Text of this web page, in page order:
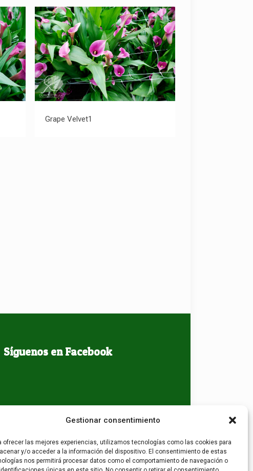
Gestionar consentimiento
ofrecer las mejores experiencias, utilizamos tecnologías como las cookies para
y/o acceder a la información del dispositivo. El consentimiento de estas
nos permitirá procesar datos como el comportamiento de navegación o
Grape Velvet1
Grape Velvet1
Síguenos en Facebook